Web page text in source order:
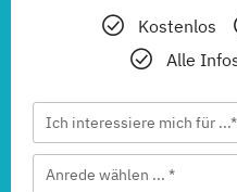
Betriebswirtschaftslehre
Betriebswirtschaftslehre –
Management
(Fernstudium)
Kostenlos
Alle
Ich interessiere mich für ...*
Anrede wählen ... *